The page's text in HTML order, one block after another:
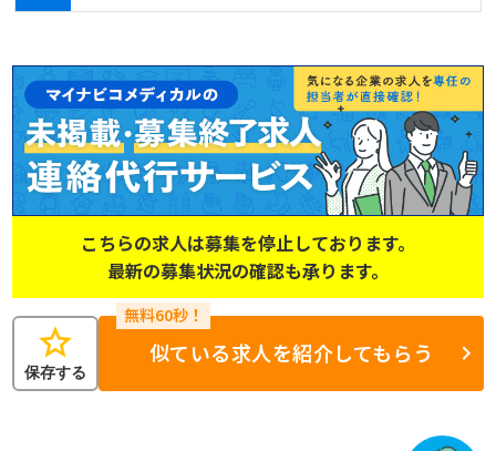
こちらの求人は募集を停止しております。
最新の募集状況の確認も承ります。
star
保存する
似ている求人を紹介してもらう